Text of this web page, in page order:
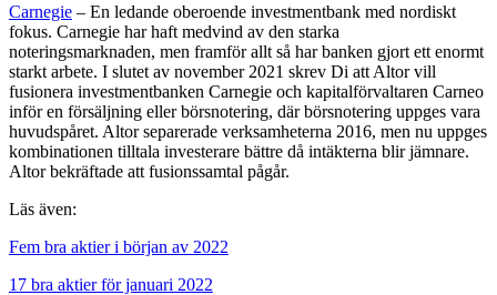
Carnegie – En ledande oberoende investmentbank med nordiskt
fokus. Carnegie har haft medvind av den starka
noteringsmarknaden, men framför allt så har banken gjort ett enormt
starkt arbete. I slutet av november 2021 skrev Di att Altor vill
fusionera investmentbanken Carnegie och kapitalförvaltaren Carneo
inför en försäljning eller börsnotering, där börsnotering uppges vara
huvudspåret. Altor separerade verksamheterna 2016, men nu uppges
kombinationen tilltala investerare bättre då intäkterna blir jämnare.
Altor bekräftade att fusionssamtal pågår.
Läs även:
Fem bra aktier i början av 2022
17 bra aktier för januari 2022